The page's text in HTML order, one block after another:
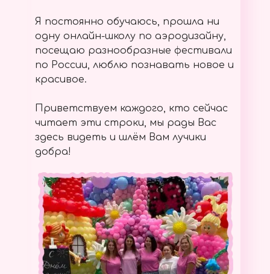
Я постоянно обучаюсь, прошла ни
одну онлайн-школу по аэродизайну,
посещаю разнообразные фестивали
по России, люблю познавать новое и
красивое.
Приветствуем каждого, кто сейчас
читает эти строки, мы рады Вас
здесь видеть и шлём Вам лучики
добра!